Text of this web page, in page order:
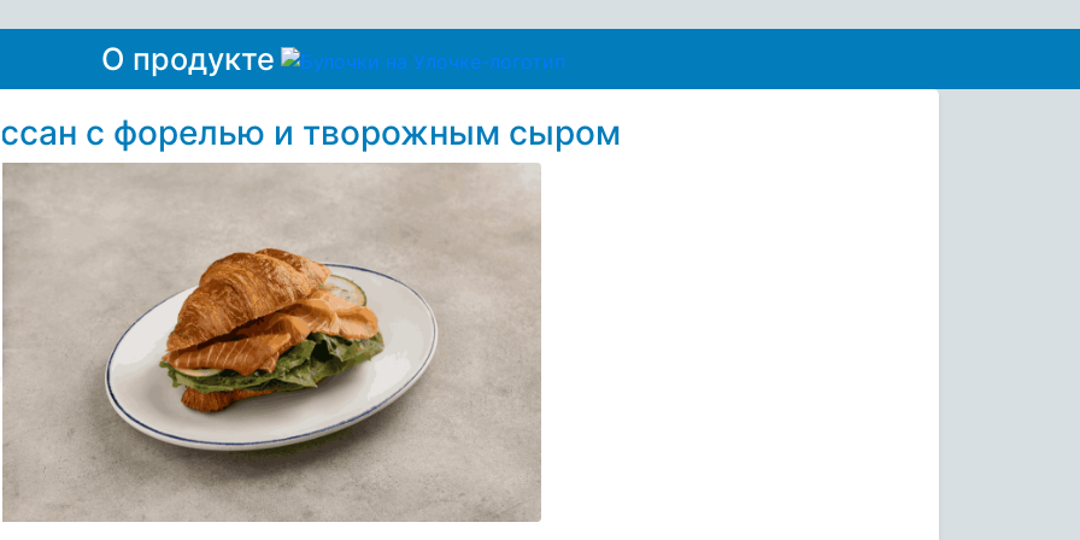
О продукте
с форелью и творожным сыром